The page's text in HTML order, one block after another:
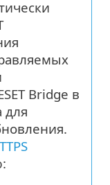
Bridge в
для